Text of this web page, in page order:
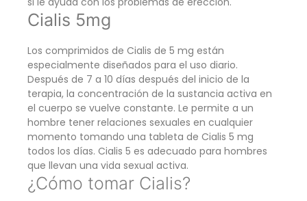
Cialis 5mg
Los comprimidos de Cialis de 5 mg están
especialmente diseñados para el uso diario.
Después de 7 a 10 días después del inicio de la
terapia, la concentración de la sustancia activa en
el cuerpo se vuelve constante. Le permite a un
hombre tener relaciones sexuales en cualquier
momento tomando una tableta de Cialis 5 mg
todos los días. Cialis 5 es adecuado para hombres
que llevan una vida sexual activa.
¿Cómo tomar Cialis?